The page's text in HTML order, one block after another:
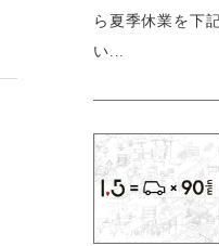
ら夏季休業を下
い...